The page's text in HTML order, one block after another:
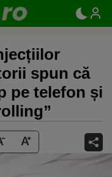
spun că
pe telefon și